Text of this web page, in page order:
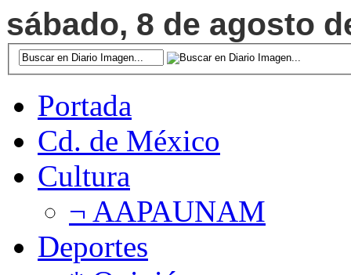
sábado, 8 de agosto
Portada
Cd. de México
Cultura
¬ AAPAUNAM
Deportes